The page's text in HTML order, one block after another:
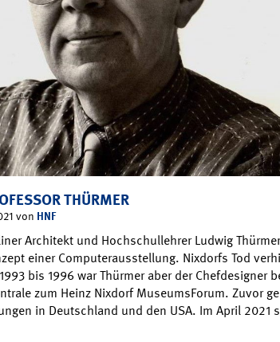
THÜRMER
von HNF
Architekt und Hochschullehrer Ludwig
einer Computerausstellung. Nixdorfs Tod
bis 1996 war Thürmer aber der Chefdesigner
zum Heinz Nixdorf MuseumsForum. Zuvor
in Deutschland und den USA. Im April 2021